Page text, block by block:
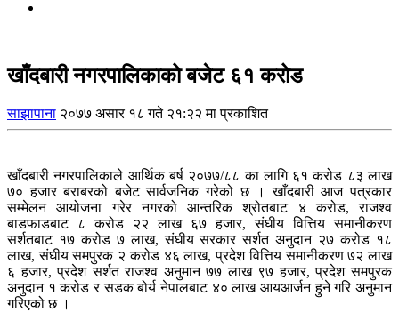
खाँदबारी नगरपालिकाको बजेट ६१ करोड
साझापाना २०७७ असार १८ गते २१:२२ मा प्रकाशित
खाँदबारी नगरपालिकाले आर्थिक बर्ष २०७७/८८ का लागि ६१ करोड ८३ लाख
७० हजार बराबरको बजेट सार्वजनिक गरेको छ । खाँदबारी आज पत्रकार
सम्मेलन आयोजना गरेर नगरको आन्तरिक श्रोतबाट ४ करोड, राजश्व
बाडफाडबाट ८ करोड २२ लाख ६७ हजार, संघीय वित्तिय समानीकरण
सर्शतबाट १७ करोड ७ लाख, संघीय सरकार सर्शत अनुदान २७ करोड १८
लाख, संघीय समपुरक २ करोड ४६ लाख, प्रदेश वित्तिय समानीकरण ७२ लाख
६ हजार, प्रदेश सर्शत राजश्व अनुमान ७७ लाख ९७ हजार, प्रदेश समपुरक
अनुदान १ करोड र सडक बोर्य नेपालबाट ४० लाख आयआर्जन हुने गरि अनुमान
गरिएको छ ।